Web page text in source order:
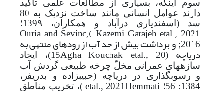
سوم اینکه، بسیاری از مطالعات علمی تأکید
دارند عوامل انسانی مانند ساخت نزدیک به 80
سد ( اسفندیاری درآباد و همکاران، 139۹؛
Kazemi Garajeh etal., 2021
(
Ouria and Sevinc,
2016
; و برداشت بیش از حد آب از رودهای منتهی به
دریاچه (
Agha Kouchak etal., 20
15
)، ایجاد
سازه­های عمرانی مخلّ چرخه طبیعی گردش آب
و رسوب­گذاری در دریاچه (حبیب­زاده و بدری­فر،
1384: 56
؛ Hemmati
etal., 2021)، تخریب مناطق